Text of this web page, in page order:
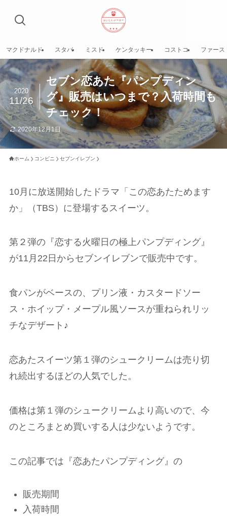
マクドナルド スタバ ミスド ケンタッキー コストコ ファース
セブン恋あた『パンプディン
グ』販売はいつまで？入荷時間も
チェック！
2020
11/26
2020年12月1日
ホーム コンビニ セブンイレブン
10月に放送開始したドラマ「この恋あたためます
か」（TBS）に登場するスイーツ。
第２弾の『恋する火曜日の極上パンプディング』
が11月22日からセブンイレブンで販売中です。
食パンがベースの、プリン液・カスタードソー
ス・ホイップ・メープル風ソースが重ねられリッ
チなデザート♪
恋あたスイーツ第１弾のシュークリームは売り切
れ続出するほどの人気でした。
価格は第１弾のシュークリームより高いので、今
のところまとめ買いする人は少ないようです。
この記事では『恋あたパンプディング』の
販売期間
入荷時間